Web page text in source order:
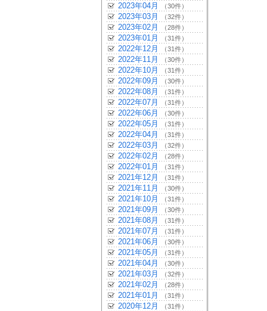
2023年04月 （30件）
2023年03月 （32件）
2023年02月 （28件）
2023年01月 （31件）
2022年12月 （31件）
2022年11月 （30件）
2022年10月 （31件）
2022年09月 （30件）
2022年08月 （31件）
2022年07月 （31件）
2022年06月 （30件）
2022年05月 （31件）
2022年04月 （31件）
2022年03月 （32件）
2022年02月 （28件）
2022年01月 （31件）
2021年12月 （31件）
2021年11月 （30件）
2021年10月 （31件）
2021年09月 （30件）
2021年08月 （31件）
2021年07月 （31件）
2021年06月 （30件）
2021年05月 （31件）
2021年04月 （30件）
2021年03月 （32件）
2021年02月 （28件）
2021年01月 （31件）
2020年12月 （31件）